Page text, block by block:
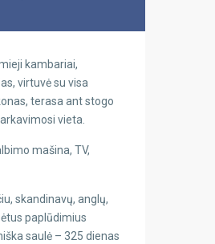
kambariai,
virtuvė su visa
terasa ant stogo
vieta.
mašina, TV,
skandinavų, anglų,
paplūdimius
saulė – 325 dienas